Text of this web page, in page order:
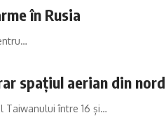
în Rusia
spațiul aerian din
Taiwanului între 16 și…